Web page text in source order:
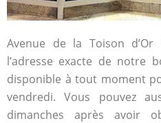
Avenue de la Toison d’Or
l’adresse exacte de notre
disponible à tout moment
vendredi. Vous pouvez
dimanches après avoir